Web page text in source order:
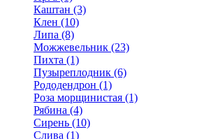
Каштан (3)
Клен (10)
Липа (8)
Можжевельник (23)
Пихта (1)
Пузыреплодник (6)
Рододендрон (1)
Роза морщинистая (1)
Рябина (4)
Сирень (10)
Слива (1)